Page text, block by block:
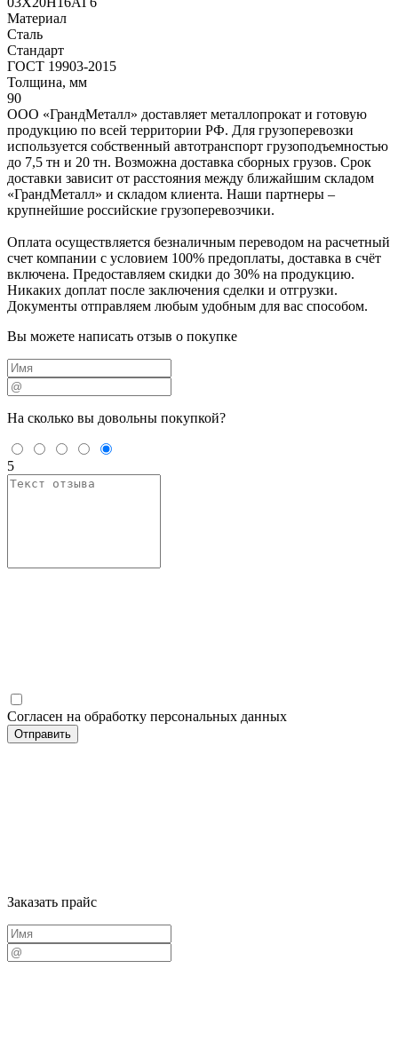
Материал
Сталь
Стандарт
ГОСТ 19903-2015
Толщина, мм
90
ООО «ГрандМеталл» доставляет металлопрокат и готовую
продукцию по всей территории РФ. Для грузоперевозки
используется собственный автотранспорт грузоподъемностью
до 7,5 тн и 20 тн. Возможна доставка сборных грузов. Срок
доставки зависит от расстояния между ближайшим складом
«ГрандМеталл» и складом клиента. Наши партнеры –
крупнейшие российские грузоперевозчики.
Оплата осуществляется безналичным переводом на расчетный
счет компании с условием 100% предоплаты, доставка в счёт
включена. Предоставляем скидки до 30% на продукцию.
Никаких доплат после заключения сделки и отгрузки.
Документы отправляем любым удобным для вас способом.
Вы можете написать отзыв о покупке
На сколько вы довольны покупкой?
5
Согласен на обработку персональных данных
Заказать прайс